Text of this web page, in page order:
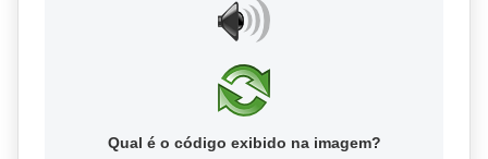
Qual é o código exibido na imagem?